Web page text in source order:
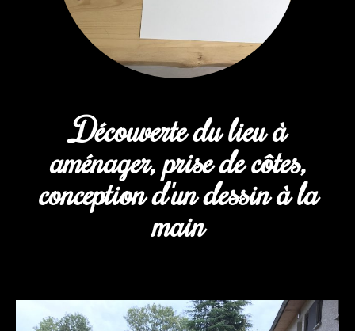
Découverte du lieu à
aménager, prise de côtes,
conception d'un dessin à la
main